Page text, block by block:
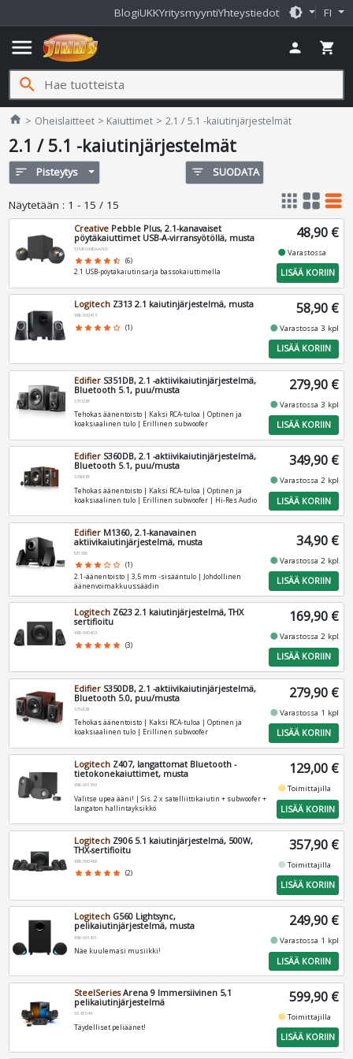
BlogiUKKYritysmyyntiYhteystiedot brightness_medium FI
menu person shopping_cart
search
home Jimms.fi
Oheislaitteet Kaiuttimet 2.1 / 5.1 -kaiutinjärjestelmät
2.1 / 5.1 -kaiutinjärjestelmät
sort Pisteytys filter_list SUODATA
Näytetään : 1 - 15 / 15 apps grid_view table_rows
Creative Pebble Plus, 2.1-kanavaiset
pöytäkaiuttimet USB-A-virransyötöllä, musta
51MF0480AA000
star star star star star_half (6)
2.1 USB-pöytäkaiutinsarja bassokaiuttimella
48,90 €
fiber_manual_recordVarastossa
LISÄÄ KORIIN
Logitech Z313 2.1 kaiutinjärjestelmä, musta
980-000413
star star star star star_border (1)
58,90 €
fiber_manual_recordVarastossa 3 kpl
LISÄÄ KORIIN
Edifier S351DB, 2.1 -aktiivikaiutinjärjestelmä,
Bluetooth 5.1, puu/musta
S351DB
Tehokas äänentoisto | Kaksi RCA‑tuloa | Optinen ja
koaksiaalinen tulo | Erillinen subwoofer
279,90 €
fiber_manual_recordVarastossa 3 kpl
LISÄÄ KORIIN
Edifier S360DB, 2.1 -aktiivikaiutinjärjestelmä,
Bluetooth 5.1, puu/musta
S360DB
Tehokas äänentoisto | Kaksi RCA‑tuloa | Optinen ja
koaksiaalinen tulo | Erillinen subwoofer | Hi‑Res Audio
349,90 €
fiber_manual_recordVarastossa 2 kpl
LISÄÄ KORIIN
Edifier M1360, 2.1-kanavainen
aktiivikaiutinjärjestelmä, musta
M1360
star star star star_border star_border (1)
2.1‑äänentoisto | 3,5 mm ‑sisääntulo | Johdollinen
äänenvoimakkuussäädin
34,90 €
fiber_manual_recordVarastossa 2 kpl
LISÄÄ KORIIN
Logitech Z623 2.1 kaiutinjärjestelmä, THX
sertifioitu
980-000403
star star star star star (3)
169,90 €
fiber_manual_recordVarastossa 2 kpl
LISÄÄ KORIIN
Edifier S350DB, 2.1 -aktiivikaiutinjärjestelmä,
Bluetooth 5.0, puu/musta
S350DB
Tehokas äänentoisto | Kaksi RCA‑tuloa | Optinen ja
koaksiaalinen tulo | Erillinen subwoofer
279,90 €
fiber_manual_recordVarastossa 1 kpl
LISÄÄ KORIIN
Logitech Z407, langattomat Bluetooth -
tietokonekaiuttimet, musta
980-001348
Valitse upea ääni! | Sis. 2 x satelliittikaiutin + subwoofer +
langaton hallintayksikkö
129,00 €
fiber_manual_recordToimittajilla
LISÄÄ KORIIN
Logitech Z906 5.1 kaiutinjärjestelmä, 500W,
THX-sertifioitu
980-000468
star star star star star (2)
357,90 €
fiber_manual_recordToimittajilla
LISÄÄ KORIIN
Logitech G560 Lightsync,
pelikaiutinjärjestelmä, musta
980-001301
Näe kuulemasi musiikki!
249,90 €
fiber_manual_recordVarastossa 1 kpl
LISÄÄ KORIIN
SteelSeriesArena 9 Immersiivinen 5,1
pelikaiutinjärjestelmä
SS-61549
Täydelliset peliäänet!
599,90 €
fiber_manual_recordToimittajilla
LISÄÄ KORIIN